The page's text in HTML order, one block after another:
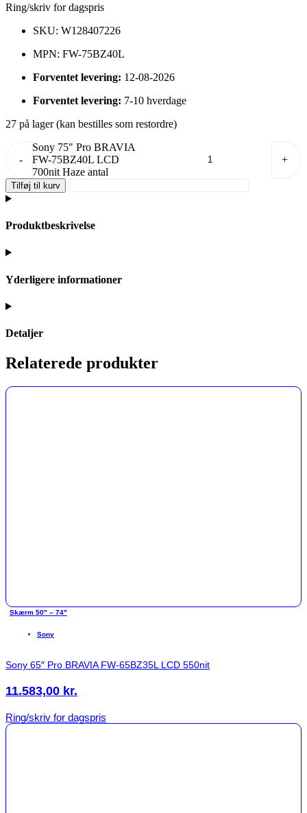
Ring/skriv for dagspris
SKU: W128407226
MPN: FW-75BZ40L
Forventet levering: 12-08-2026
Forventet levering: 7-10 hverdage
27 på lager (kan bestilles som restordre)
-
Sony 75" Pro BRAVIA
FW-75BZ40L LCD
700nit Haze antal
+
Tilføj til kurv
Produktbeskrivelse
Yderligere informationer
Detaljer
Relaterede produkter
Skærm 50" – 74"
Sony
Sony 65″ Pro BRAVIA FW-65BZ35L LCD 550nit
11.583,00 kr.
Ring/skriv for dagspris